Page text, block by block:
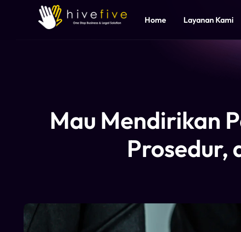
Home Layanan Kami
Mau Mendirikan
Prosedur,